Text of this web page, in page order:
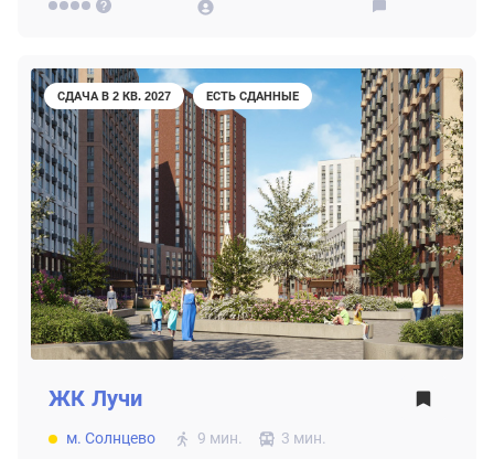
СДАЧА В 2 КВ. 2027 ЕСТЬ СДАННЫЕ
ЖК Лучи
м. Солнцево 9 мин.
3 мин.